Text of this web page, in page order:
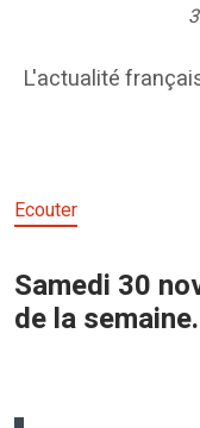
L'actualité
Ecouter
Samedi 30
de la semaine.